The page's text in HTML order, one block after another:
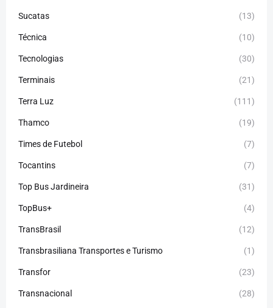
Sucatas (13)
Técnica (10)
Tecnologias (30)
Terminais (21)
Terra Luz (111)
Thamco (19)
Times de Futebol (7)
Tocantins (7)
Top Bus Jardineira (31)
TopBus+ (4)
TransBrasil (12)
Transbrasiliana Transportes e Turismo (1)
Transfor (23)
Transnacional (28)